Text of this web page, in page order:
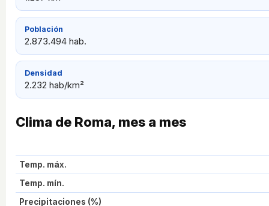
Población
2.873.494 hab.
Densidad
2.232 hab/km²
Clima de Roma, mes a mes
Temp. máx.
Temp. mín.
Precipitaciones (%)